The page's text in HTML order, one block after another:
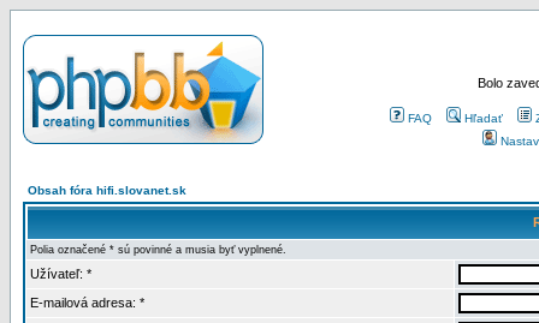
Bolo
FAQ Hľadať
Obsah fóra hifi.slovanet.sk
Polia označené * sú povinné a musia byť vyplnené.
Užívateľ: *
E-mailová adresa: *